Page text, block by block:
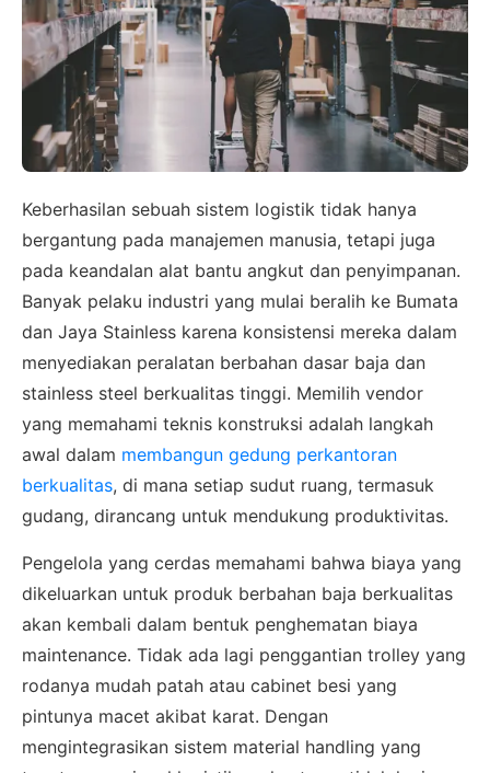
Keberhasilan sebuah sistem logistik tidak hanya
bergantung pada manajemen manusia, tetapi juga
pada keandalan alat bantu angkut dan penyimpanan.
Banyak pelaku industri yang mulai beralih ke Bumata
dan Jaya Stainless karena konsistensi mereka dalam
menyediakan peralatan berbahan dasar baja dan
stainless steel berkualitas tinggi. Memilih vendor
yang memahami teknis konstruksi adalah langkah
awal dalam membangun gedung perkantoran
berkualitas, di mana setiap sudut ruang, termasuk
gudang, dirancang untuk mendukung produktivitas.
Pengelola yang cerdas memahami bahwa biaya yang
dikeluarkan untuk produk berbahan baja berkualitas
akan kembali dalam bentuk penghematan biaya
maintenance. Tidak ada lagi penggantian trolley yang
rodanya mudah patah atau cabinet besi yang
pintunya macet akibat karat. Dengan
mengintegrasikan sistem material handling yang
×
SALES ASSISTANCE
Hubungi Tim Sales
Konsultasikan kebutuhan proyek Anda, dapatkan
estimasi cepat via WhatsApp.
Admin 1
6281310045708
CHAT
Admin 2
62811893101
CHAT